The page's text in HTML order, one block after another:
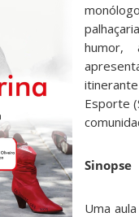
humor,
Esporte
Sinopse
Uma